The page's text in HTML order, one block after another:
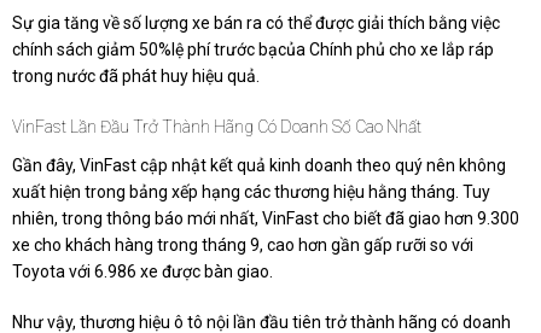
Sự gia tăng về số lượng xe bán ra có thể được giải thích bằng việc
chính sách giảm 50%lệ phí trước bạcủa Chính phủ cho xe lắp ráp
trong nước đã phát huy hiệu quả.
VinFast Lần Đầu Trở Thành Hãng Có Doanh Số Cao Nhất
Gần đây, VinFast cập nhật kết quả kinh doanh theo quý nên không
xuất hiện trong bảng xếp hạng các thương hiệu hằng tháng. Tuy
nhiên, trong thông báo mới nhất, VinFast cho biết đã giao hơn 9.300
xe cho khách hàng trong tháng 9, cao hơn gần gấp rưỡi so với
Toyota với 6.986 xe được bàn giao.
Như vậy, thương hiệu ô tô nội lần đầu tiên trở thành hãng có doanh